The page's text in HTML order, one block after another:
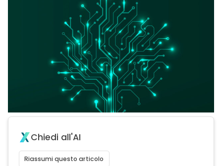
Chiedi all'AI
Riassumi questo articolo